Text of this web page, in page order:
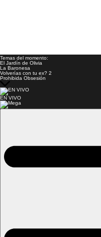
Temas del momento:
El Jardín de Olivia
La Baronesa
Volverías con tu ex? 2
Prohibida Obsesión
EN VIVO